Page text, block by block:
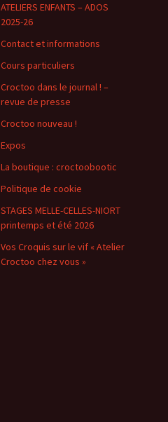
ATELIERS ENFANTS – ADOS
2025-26
Contact et informations
Cours particuliers
Croctoo dans le journal ! –
revue de presse
Croctoo nouveau !
Expos
La boutique : croctoobootic
Politique de cookie
STAGES MELLE-CELLES-NIORT
printemps et été 2026
Vos Croquis sur le vif « Atelier
Croctoo chez vous »